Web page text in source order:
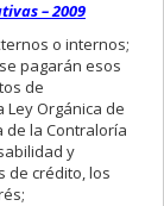
– 2009
o internos;
pagarán esos
de
Orgánica de
de la Contraloría
y
de crédito, los